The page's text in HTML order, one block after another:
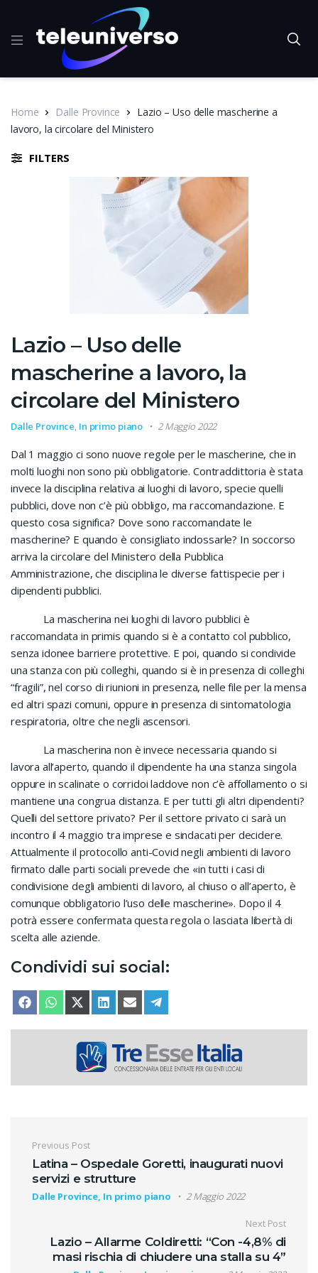
Home Dalle Province
Lazio – Uso delle mascherine a
lavoro, la circolare del Ministero
FILTERS
Lazio – Uso delle
mascherine a lavoro, la
circolare del Ministero
Dalle Province, In primo piano 2 Maggio 2022
Dal 1 maggio ci sono nuove regole per le mascherine, che in
molti luoghi non sono più obbligatorie. Contraddittoria è stata
invece la disciplina relativa ai luoghi di lavoro, specie quelli
pubblici, dove non c’è più obbligo, ma raccomandazione. E
questo cosa significa? Dove sono raccomandate le
mascherine? E quando è consigliato indossarle? In soccorso
arriva la circolare del Ministero della Pubblica
Amministrazione, che disciplina le diverse fattispecie per i
dipendenti pubblici.
La mascherina nei luoghi di lavoro pubblici è
raccomandata in primis quando si è a contatto col pubblico,
senza idonee barriere protettive. E poi, quando si condivide
una stanza con più colleghi, quando si è in presenza di colleghi
“fragili”, nel corso di riunioni in presenza, nelle file per la mensa
ed altri spazi comuni, oppure in presenza di sintomatologia
respiratoria, oltre che negli ascensori.
La mascherina non è invece necessaria quando si
lavora all’aperto, quando il dipendente ha una stanza singola
oppure in scalinate o corridoi laddove non c’è affollamento o si
mantiene una congrua distanza. E per tutti gli altri dipendenti?
Quelli del settore privato? Per il settore privato ci sarà un
incontro il 4 maggio tra imprese e sindacati per decidere.
Attualmente il protocollo anti-Covid negli ambienti di lavoro
firmato dalle parti sociali prevede che «in tutti i casi di
condivisione degli ambienti di lavoro, al chiuso o all’aperto, è
comunque obbligatorio l’uso delle mascherine». Dopo il 4
potrà essere confermata questa regola o lasciata libertà di
scelta alle aziende.
Condividi sui social:
SHARE ON
FACEBOOKSHARE ON
WHATSAPPSHARE ON
X (TWITTER)
SHARE ON
LINKEDINSHARE ON
EMAIL
Navigazione articoli
Previous Post
Latina – Ospedale Goretti, inaugurati nuovi
servizi e strutture
Dalle Province, In primo piano 2 Maggio 2022
Next Post
Lazio – Allarme Coldiretti: “Con -4,8% di
masi rischia di chiudere una stalla su 4”